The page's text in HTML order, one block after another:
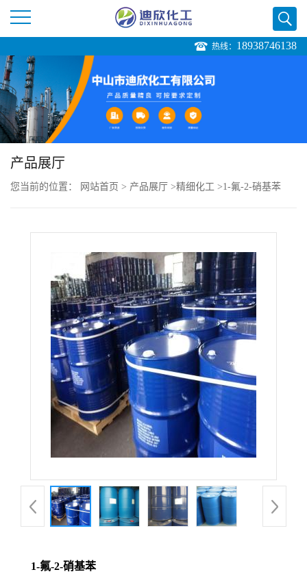
司
首
页
公
厅
热线： 18938746138
产品展厅
您当前的位置： 网站首页 > 产品展厅 >精细化工 >1-氟-2-硝基苯
1-氟-2-硝基苯